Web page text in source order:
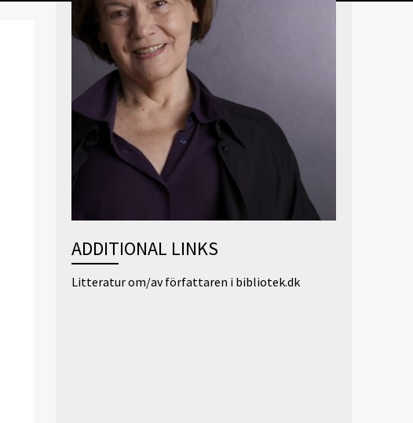
ADDITIONAL LINKS
Litteratur om/av författaren i bibliotek.dk